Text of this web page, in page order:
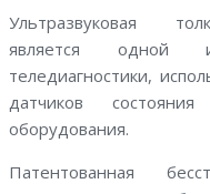
Ультразвуковая
является одной
теледиагностики,
датчиков
оборудования.
Патентованная